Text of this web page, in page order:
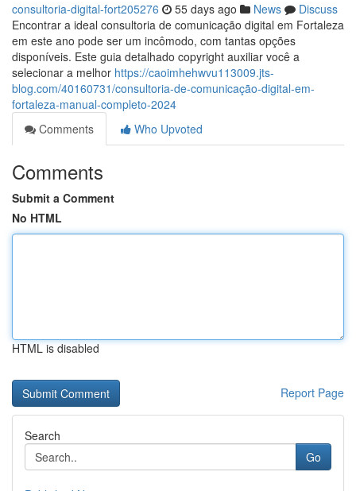
consultoria-digital-fort205276 55 days ago News
Discuss
Encontrar a ideal consultoria de comunicação digital em Fortaleza
em este ano pode ser um incômodo, com tantas opções
disponíveis. Este guia detalhado copyright auxiliar você a
selecionar a melhor https://caoimhehwvu113009.jts-
blog.com/40160731/consultoria-de-comunicação-digital-em-
fortaleza-manual-completo-2024
Comments
Who Upvoted
Comments
Submit a Comment
No HTML
HTML is disabled
Report Page
Search
Go